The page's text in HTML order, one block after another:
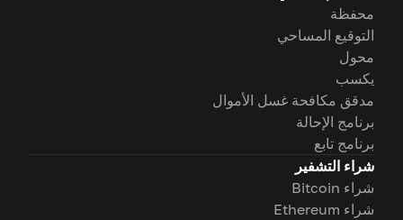
محفظة
التوقيع المساحي
محول
يكسب
مدقق مكافحة غسل الأموال
برنامج الإحالة
برنامج تابع
شراء التشفير
شراء Bitcoin
شراء Ethereum